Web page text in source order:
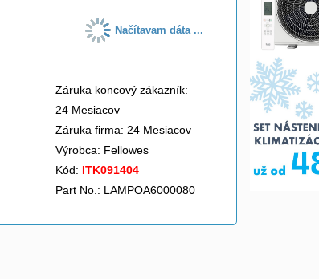
Načítavam dáta ...
Záruka koncový zákazník:
24 Mesiacov
Záruka firma: 24 Mesiacov
Výrobca: Fellowes
Kód: ITK091404
Part No.: LAMPOA6000080